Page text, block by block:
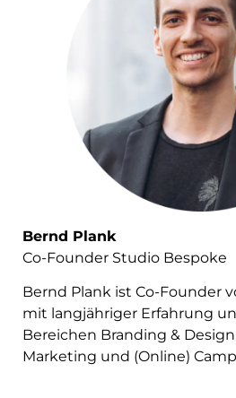
Bernd Plank
Co-Founder Studio Bespoke
Bernd Plank ist Co-Founder
mit langjähriger Erfahrung
Bereichen Branding &
Marketing und (Online)